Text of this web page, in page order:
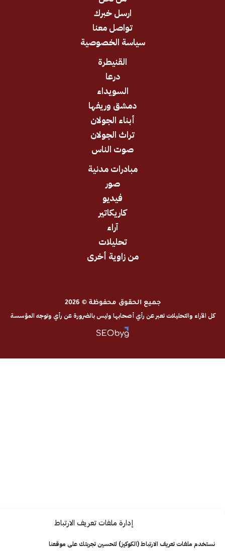
إدارة ملفات تعريف الارتباط
تعريف الارتباط (الكوكيز) لتحسين تجربتك على موقعنا
ارسل خبرك
تواصل معنا
سياسة الخصوصية
دمشق وريفها
أبناء الجولان
تراث الجولان
صوت الناس
مبادرات مدنية
من زاوية أخرى
جميع الحقوق محفوظة © 2026
تعبر عن رأي أصحابها وليس بالضرورة عن رأي وتوجه المؤسسة